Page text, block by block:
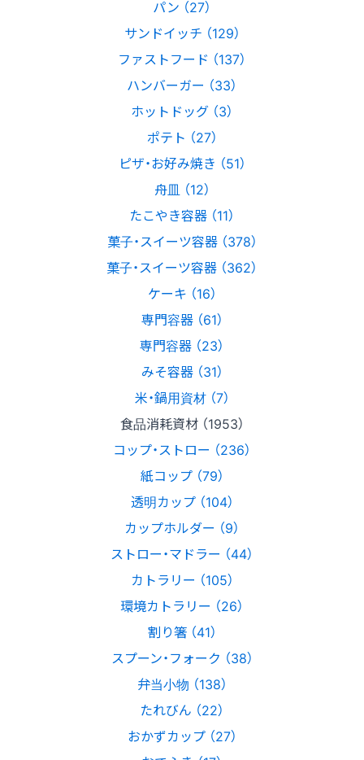
パン （27）
サンドイッチ （129）
ファストフード （137）
ハンバーガー （33）
ホットドッグ （3）
ポテト （27）
ピザ・お好み焼き （51）
舟皿 （12）
たこやき容器 （11）
菓子・スイーツ容器 （378）
菓子・スイーツ容器 （362）
ケーキ （16）
専門容器 （61）
専門容器 （23）
みそ容器 （31）
米・鍋用資材 （7）
食品消耗資材 （1953）
コップ・ストロー （236）
紙コップ （79）
透明カップ （104）
カップホルダー （9）
ストロー・マドラー （44）
カトラリー （105）
環境カトラリー （26）
割り箸 （41）
スプーン・フォーク （38）
弁当小物 （138）
たれびん （22）
おかずカップ （27）